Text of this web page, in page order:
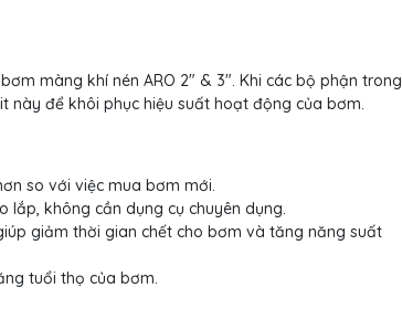
màng khí nén ARO 2" & 3". Khi các bộ phận trong
để khôi phục hiệu suất hoạt động của bơm.
so với việc mua bơm mới.
không cần dụng cụ chuyên dụng.
giảm thời gian chết cho bơm và tăng năng suất
tuổi thọ của bơm.